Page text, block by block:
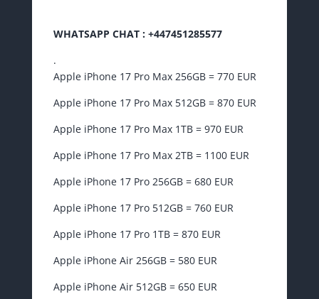
WHATSAPP CHAT : +447451285577
.
Apple iPhone 17 Pro Max 256GB = 770 EUR
Apple iPhone 17 Pro Max 512GB = 870 EUR
Apple iPhone 17 Pro Max 1TB = 970 EUR
Apple iPhone 17 Pro Max 2TB = 1100 EUR
Apple iPhone 17 Pro 256GB = 680 EUR
Apple iPhone 17 Pro 512GB = 760 EUR
Apple iPhone 17 Pro 1TB = 870 EUR
Apple iPhone Air 256GB = 580 EUR
Apple iPhone Air 512GB = 650 EUR